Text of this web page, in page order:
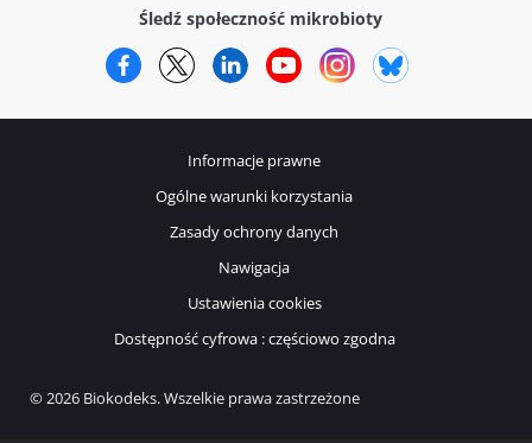
Śledź społeczność mikrobioty
FacebookTwitterLinkedInYouTubeInstagram
© 2026 Biokodeks. Wszelkie prawa zastrzeżone
Informacje prawne
Ogólne warunki korzystania
Zasady ochrony danych
Nawigacja
Ustawienia cookies
Dostępność cyfrowa : częściowo zgodna